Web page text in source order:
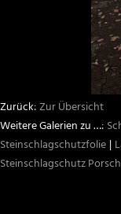
Zur Übersicht
Steinschlagschutzfolie
Steinschlagschutz